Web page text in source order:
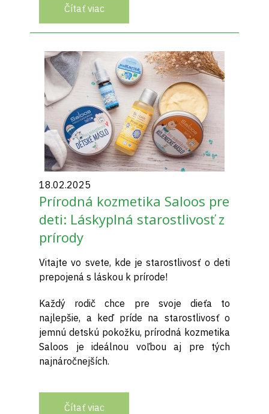
Čítať viac
18.02.2025
Prírodná kozmetika Saloos pre
deti: Láskyplná starostlivosť z
prírody
Vitajte vo svete, kde je starostlivosť o deti
prepojená s láskou k prírode!
Každý rodič chce pre svoje dieťa to
najlepšie, a keď príde na starostlivosť o
jemnú detskú pokožku, prírodná kozmetika
Saloos je ideálnou voľbou aj pre tých
najnáročnejších.
Čítať viac